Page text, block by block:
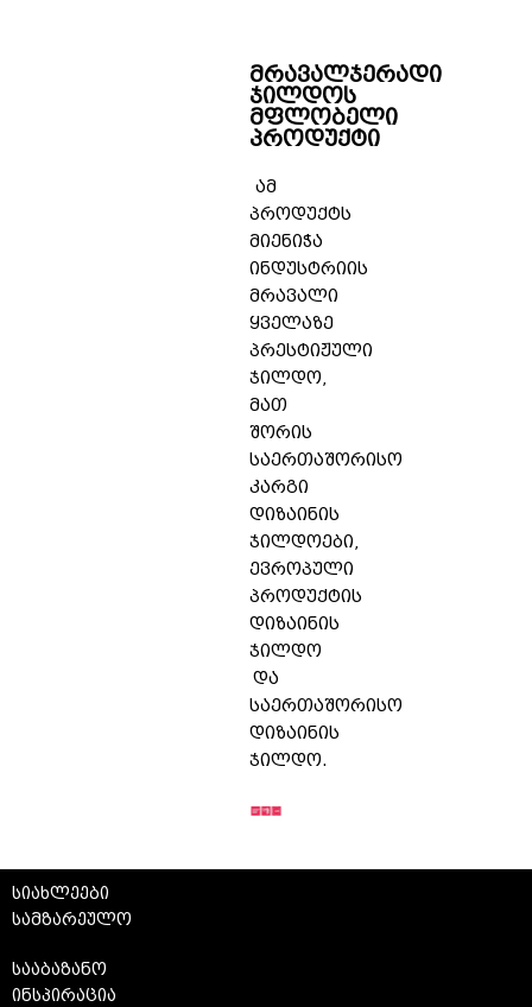
მრავალჯერადი
ჯილდოს
მფლობელი
პროდუქტი
ამ
პროდუქტს
მიენიჭა
ინდუსტრიის
მრავალი
ყველაზე
პრესტიჟული
ჯილდო,
მათ
შორის
საერთაშორისო
კარგი
დიზაინის
ჯილდოები,
ევროპული
პროდუქტის
დიზაინის
ჯილდო
და
საერთაშორისო
დიზაინის
ჯილდო.
სიახლეები
სამზარეულო
სააბაზანო
ინსპირაცია